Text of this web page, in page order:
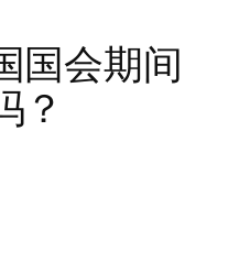
国会期间
？